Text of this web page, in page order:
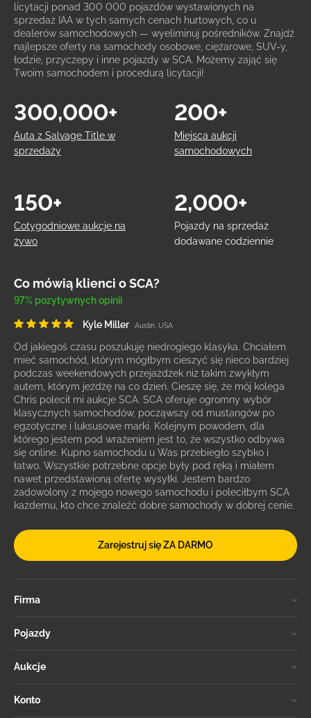
licytacji ponad 300 000 pojazdów wystawionych na
sprzedaż IAA w tych samych cenach hurtowych, co u
dealerów samochodowych — wyeliminuj pośredników. Znajdź
najlepsze oferty na samochody osobowe, ciężarowe, SUV-y,
łodzie, przyczepy i inne pojazdy w SCA. Możemy zająć się
Twoim samochodem i procedurą licytacji!
Auta z Salvage Title w
sprzedaży
300,000+
Miejsca aukcji
samochodowych
200+
Cotygodniowe aukcje na
żywo
150+
Pojazdy na sprzedaż
dodawane codziennie
2,000+
Co mówią klienci o SCA?
97% pozytywnych opinii
Kyle Miller Austin, USA
Od jakiegoś czasu poszukuję niedrogiego klasyka. Chciałem
mieć samochód, którym mógłbym cieszyć się nieco bardziej
podczas weekendowych przejażdżek niż takim zwykłym
autem, którym jeżdżę na co dzień. Cieszę się, że mój kolega
Chris polecił mi aukcje SCA. SCA oferuje ogromny wybór
klasycznych samochodów, począwszy od mustangów po
egzotyczne i luksusowe marki. Kolejnym powodem, dla
którego jestem pod wrażeniem jest to, że wszystko odbywa
się online. Kupno samochodu u Was przebiegło szybko i
łatwo. Wszystkie potrzebne opcje były pod ręką i miałem
nawet przedstawioną ofertę wysyłki. Jestem bardzo
zadowolony z mojego nowego samochodu i poleciłbym SCA
każdemu, kto chce znaleźć dobre samochody w dobrej cenie.
Zarejestruj się ZA DARMO
Firma
Pojazdy
Aukcje
Konto